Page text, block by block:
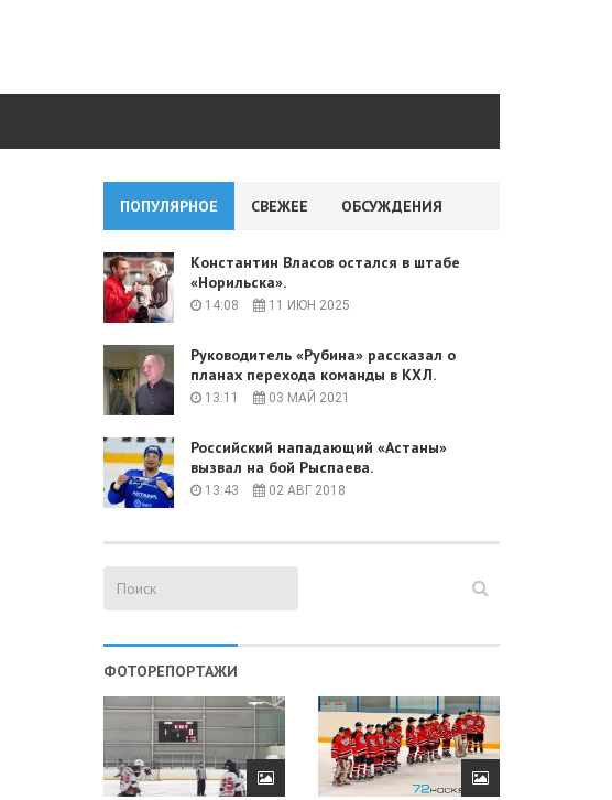
ПОПУЛЯРНОЕ СВЕЖЕЕ ОБСУЖДЕНИЯ
Константин Власов остался в штабе
«Норильска».
14:08 11 ИЮН 2025
Руководитель «Рубина» рассказал о
планах перехода команды в КХЛ.
13:11 03 МАЙ 2021
Российский нападающий «Астаны»
вызвал на бой Рыспаева.
13:43 02 АВГ 2018
ФОТОРЕПОРТАЖИ